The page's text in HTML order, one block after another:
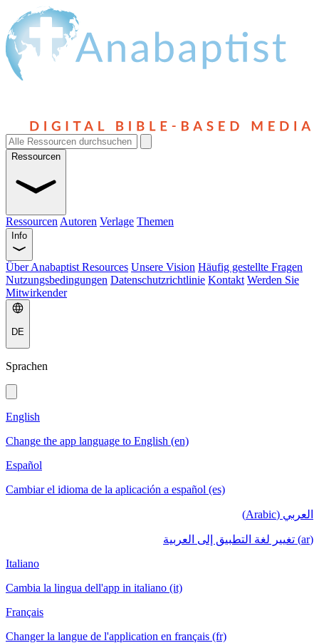
Ressourcen
Ressourcen Autoren Verlage Themen
Info
Über Anabaptist Resources Unsere Vision Häufig gestellte Fragen
Nutzungsbedingungen Datenschutzrichtlinie Kontakt Werden Sie
Mitwirkender
DE
Sprachen
English
Change the app language to English (en)
Español
Cambiar el idioma de la aplicación a español (es)
العربي (Arabic)
(ar) تغيير لغة التطبيق إلى العربية
Italiano
Cambia la lingua dell'app in italiano (it)
Français
Changer la langue de l'application en français (fr)